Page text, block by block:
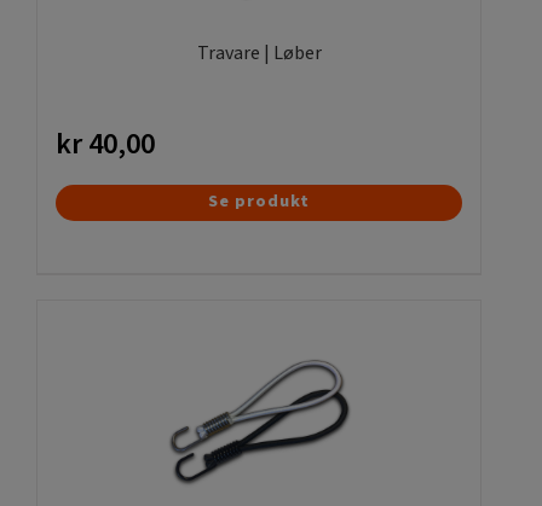
Travare | Løber
kr40,00
Se produkt